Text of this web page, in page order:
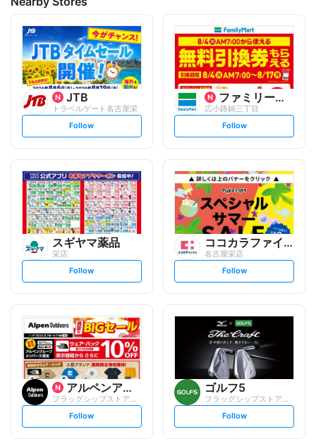
JTB
トラベルゲート名古屋栄
s
t
l
o
w
Follow
ファミリーマート
広小路錦三丁目
s
t
l
o
w
Follow
スギヤマ薬品
栄店
s
t
l
o
w
Follow
ココカラファイン
名古屋栄店
s
t
l
o
w
Follow
アルペンアウトドアーズ
フラッグシップストア名古屋栄店
s
t
Follow
ゴルフ5
フラッグシップストア名古屋栄店
s
t
Follow